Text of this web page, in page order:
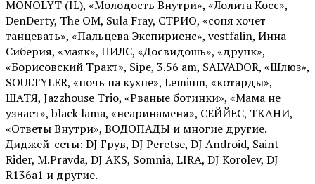
MONOLYT (IL), «Молодость Внутри», «Лолита Косс»,
DenDerty, The OM, Sula Fray, СТРИО, «соня хочет
танцевать», «Пальцева Экспириенс», vestfalin, Инна
Сиберия, «маяк», ПИЛС, «Досвидошь», «друнк»,
«Борисовский Тракт», Sipe, 3.56 am, SALVADOR, «Шлюз»,
SOULTYLER, «ночь на кухне», Lemium, «котарды»,
ШАТЯ, Jazzhouse Trio, «Рваные ботинки», «Мама не
узнает», black lama, «неаринаменя», СЕЙЙЕС, ТКАНИ,
«Ответы Внутри», ВОДОПАДЫ и многие другие.
Диджей-сеты: DJ Грув, DJ Peretse, DJ Android, Saint
Rider, М.Pravda, DJ AKS, Somnia, LIRA, DJ Korolev, DJ
R136a1 и другие.